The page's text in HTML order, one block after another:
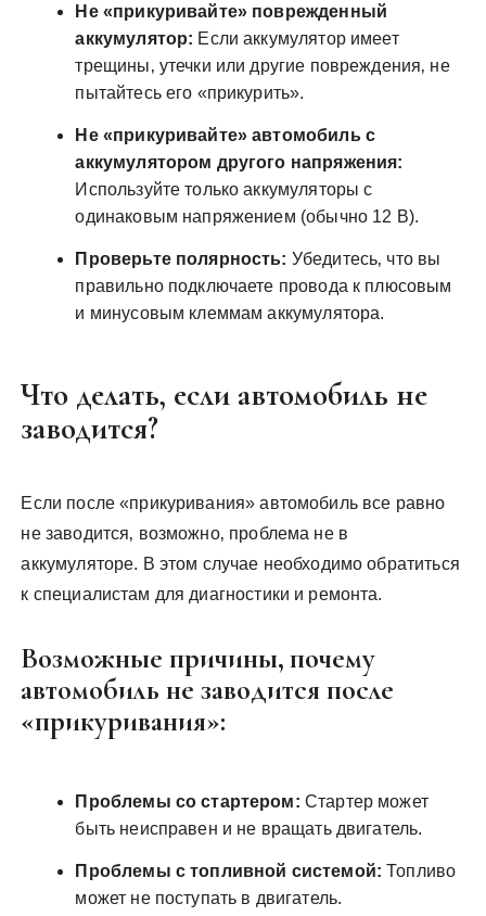
Не «прикуривайте» поврежденный
аккумулятор: Если аккумулятор имеет
трещины‚ утечки или другие повреждения‚ не
пытайтесь его «прикурить».
Не «прикуривайте» автомобиль с
аккумулятором другого напряжения:
Используйте только аккумуляторы с
одинаковым напряжением (обычно 12 В).
Проверьте полярность: Убедитесь‚ что вы
правильно подключаете провода к плюсовым
и минусовым клеммам аккумулятора.
Что делать‚ если автомобиль не
заводится?
Если после «прикуривания» автомобиль все равно
не заводится‚ возможно‚ проблема не в
аккумуляторе. В этом случае необходимо обратиться
к специалистам для диагностики и ремонта.
Возможные причины‚ почему
автомобиль не заводится после
«прикуривания»:
Проблемы со стартером: Стартер может
быть неисправен и не вращать двигатель.
Проблемы с топливной системой: Топливо
может не поступать в двигатель.